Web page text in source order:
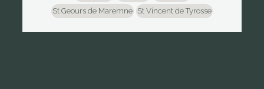
St Geours de Maremne St Vincent de Tyrosse